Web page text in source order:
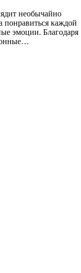
необычайно
понравиться каждой
эмоции. Благодаря